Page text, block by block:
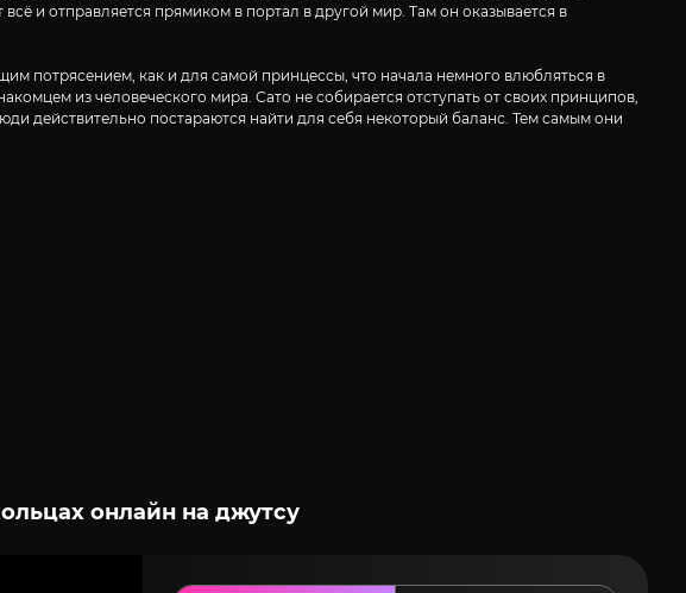
и отправляется прямиком в портал в другой мир. Там он оказывается в
потрясением, как и для самой принцессы, что начала немного влюбляться в
из человеческого мира. Сато не собирается отступать от своих принципов,
действительно постараются найти для себя некоторый баланс. Тем самым они
онлайн на джутсу